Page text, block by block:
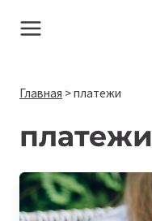
Главная >платежи
платежи